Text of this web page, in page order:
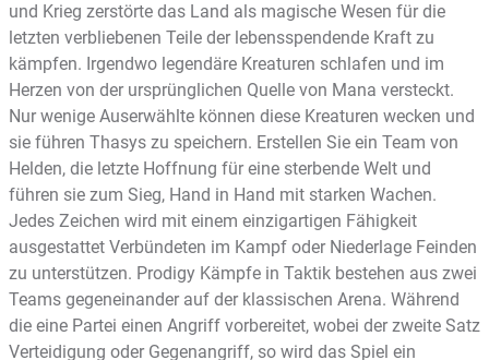
und Krieg zerstörte das Land als magische Wesen für die
letzten verbliebenen Teile der lebensspendende Kraft zu
kämpfen. Irgendwo legendäre Kreaturen schlafen und im
Herzen von der ursprünglichen Quelle von Mana versteckt.
Nur wenige Auserwählte können diese Kreaturen wecken und
sie führen Thasys zu speichern. Erstellen Sie ein Team von
Helden, die letzte Hoffnung für eine sterbende Welt und
führen sie zum Sieg, Hand in Hand mit starken Wachen.
Jedes Zeichen wird mit einem einzigartigen Fähigkeit
ausgestattet Verbündeten im Kampf oder Niederlage Feinden
zu unterstützen. Prodigy Kämpfe in Taktik bestehen aus zwei
Teams gegeneinander auf der klassischen Arena. Während
die eine Partei einen Angriff vorbereitet, wobei der zweite Satz
Verteidigung oder Gegenangriff, so wird das Spiel ein